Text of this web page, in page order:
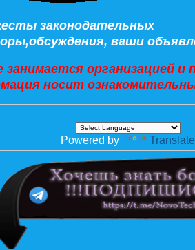
законодательных
ваши
занимается организацией
носит
Powered by Translate